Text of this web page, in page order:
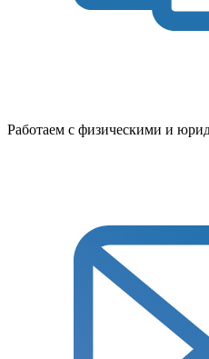
Работаем с физическими и